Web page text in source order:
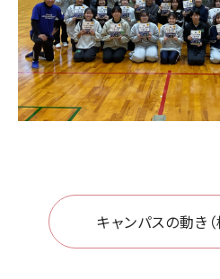
キャンパスの動き